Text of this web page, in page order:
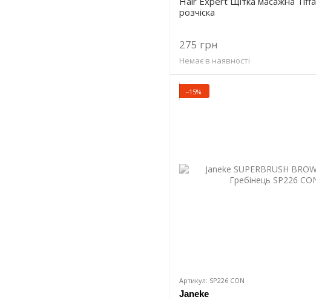
розчіска
275 грн
Немає в наявності
−15%
Артикул: SP226 CON
Janeke